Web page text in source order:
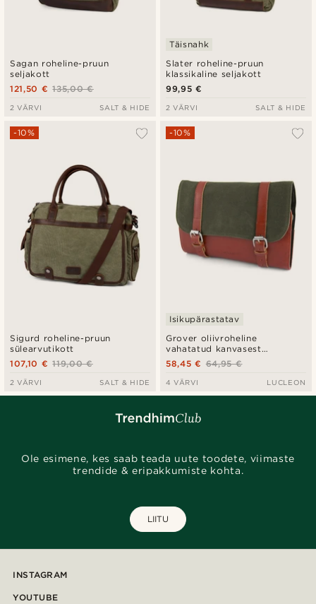
Sagan roheline-pruun
seljakott
135,00 €
121,50 €
2 VÄRVI SALT & HIDE
Slater roheline-pruun
klassikaline seljakott
Täisnahk
99,95 €
2 VÄRVI SALT & HIDE
Sigurd roheline-pruun
sülearvutikott
-10%
119,00 €
107,10 €
2 VÄRVI SALT & HIDE
Grover oliivroheline
vahatatud kanvasest
lahtirullitav hügieenitarvete
kott
-10%
Isikupärastatav
64,95 €
58,45 €
4 VÄRVI LUCLEON
Ole esimene, kes saab teada uute toodete, viimaste
trendide & eripakkumiste kohta.
LIITU
INSTAGRAM
YOUTUBE